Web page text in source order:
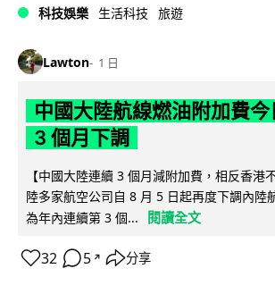
科技娛樂 生活科技 旅遊
Lawton 1 日
中國大陸航線燃油附加費
3 個月下調
【中國大陸連續 3 個月減附加費，相反香港
陸多家航空公司自 8 月 5 日起再度下調內陸
為年內連續第 3 個...
閱讀全文
32 5 ↗ 分享